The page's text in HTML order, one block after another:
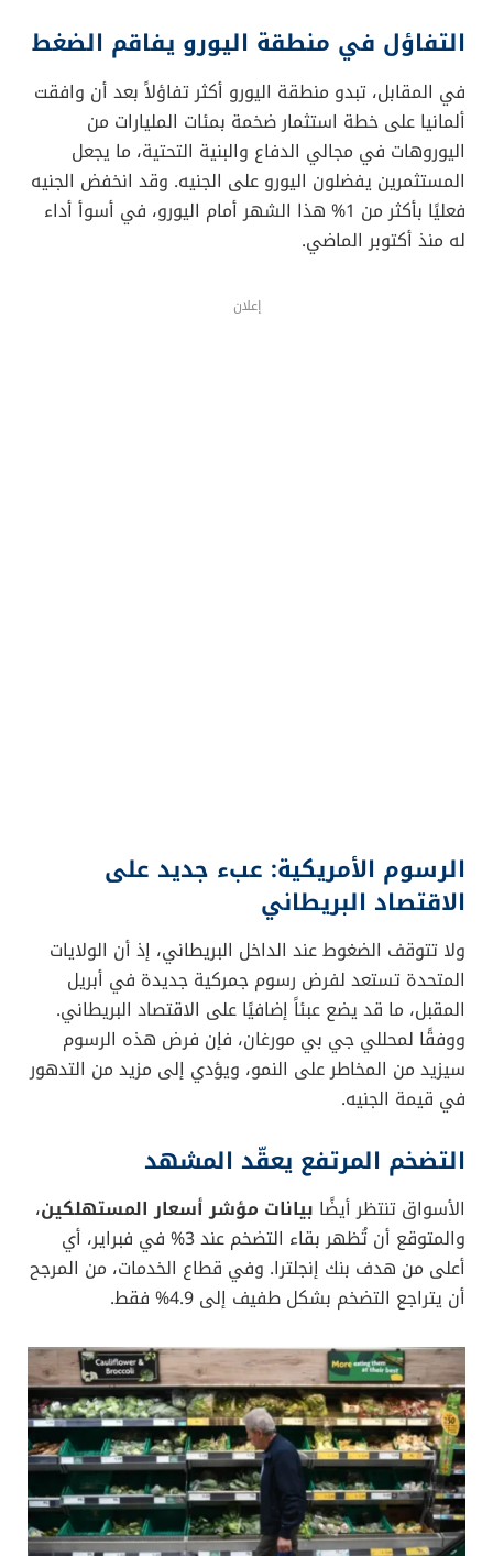
التفاؤل في منطقة اليورو يفاقم الضغط
في المقابل، تبدو منطقة اليورو أكثر تفاؤلاً بعد أن وافقت
ألمانيا على خطة استثمار ضخمة بمئات المليارات من
اليوروهات في مجالي الدفاع والبنية التحتية، ما يجعل
المستثمرين يفضلون اليورو على الجنيه. وقد انخفض الجنيه
فعليًا بأكثر من 1% هذا الشهر أمام اليورو، في أسوأ أداء
له منذ أكتوبر الماضي.
إعلان
الرسوم الأمريكية: عبء جديد على
الاقتصاد البريطاني
ولا تتوقف الضغوط عند الداخل البريطاني، إذ أن الولايات
المتحدة تستعد لفرض رسوم جمركية جديدة في أبريل
المقبل، ما قد يضع عبئاً إضافيًا على الاقتصاد البريطاني.
ووفقًا لمحللي جي بي مورغان، فإن فرض هذه الرسوم
سيزيد من المخاطر على النمو، ويؤدي إلى مزيد من التدهور
في قيمة الجنيه.
التضخم المرتفع يعقّد المشهد
الأسواق تنتظر أيضًا بيانات مؤشر أسعار المستهلكين،
والمتوقع أن تُظهر بقاء التضخم عند 3% في فبراير، أي
أعلى من هدف بنك إنجلترا. وفي قطاع الخدمات، من المرجح
أن يتراجع التضخم بشكل طفيف إلى 4.9% فقط.